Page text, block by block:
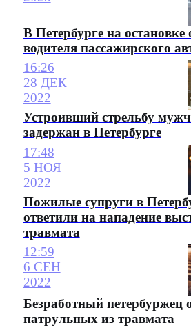
В Петербурге на остановке
водителя пассажирского
16:26
28 ДЕК
2022
Устроивший стрельбу
задержан в Петербурге
17:48
5 НОЯ
2022
Пожилые супруги в
ответили на нападение
травмата
12:59
6 СЕН
2022
Безработный петербуржец
патрульных из травмата